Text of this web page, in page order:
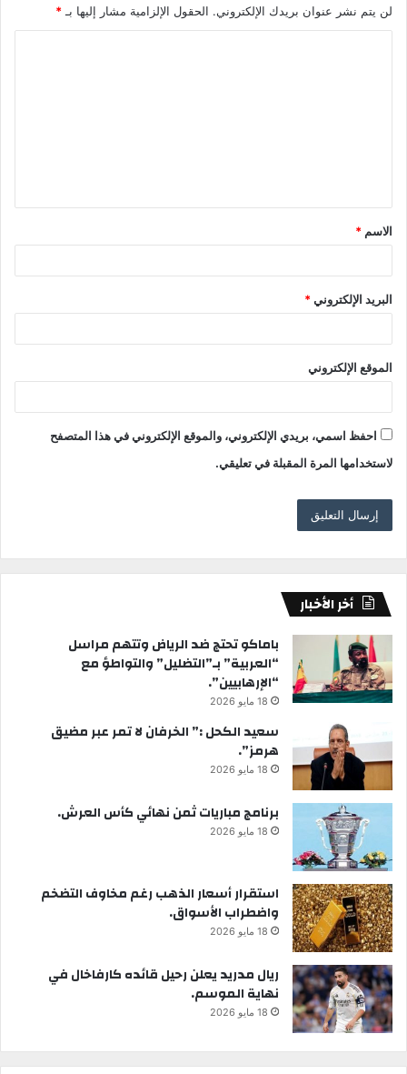
لن يتم نشر عنوان بريدك الإلكتروني. الحقول الإلزامية مشار إليها بـ *
ق
*
الاسم *
البريد الإلكتروني*
الموقع الإلكتروني
احفظ اسمي، بريدي الإلكتروني، والموقع الإلكتروني في هذا المتصفح
لاستخدامها المرة المقبلة في تعليقي.
أخر الأخبار
باماكو تحتج ضد الرياض وتتهم مراسل
“العربية” بـ”التضليل” والتواطؤ مع
“الإرهابيين”.
18 مايو 2026
سعيد الكحل :” الخرفان لا تمر عبر مضيق
هرمز”.
18 مايو 2026
برنامج مباريات ثمن نهائي كأس العرش.
18 مايو 2026
استقرار أسعار الذهب رغم مخاوف التضخم
واضطراب الأسواق.
18 مايو 2026
ريال مدريد يعلن رحيل قائده كارفاخال في
نهاية الموسم.
18 مايو 2026